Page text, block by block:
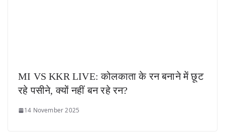
MI VS KKR LIVE: कोलकाता के रन बनाने में छूट
रहे पसीने, क्यों नहीं बन रहे रन?
14 November 2025